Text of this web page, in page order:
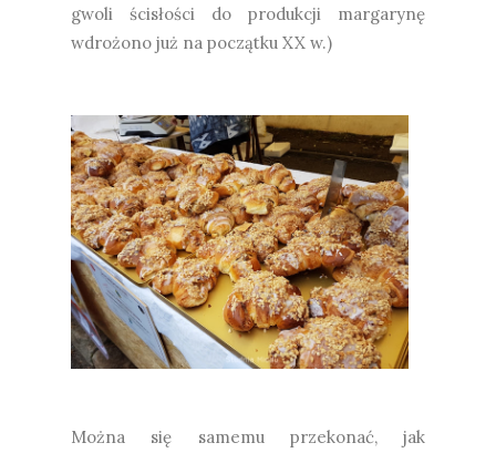
gwoli ścisłości do produkcji margarynę
wdrożono już na początku XX w.)
Można się samemu przekonać, jak